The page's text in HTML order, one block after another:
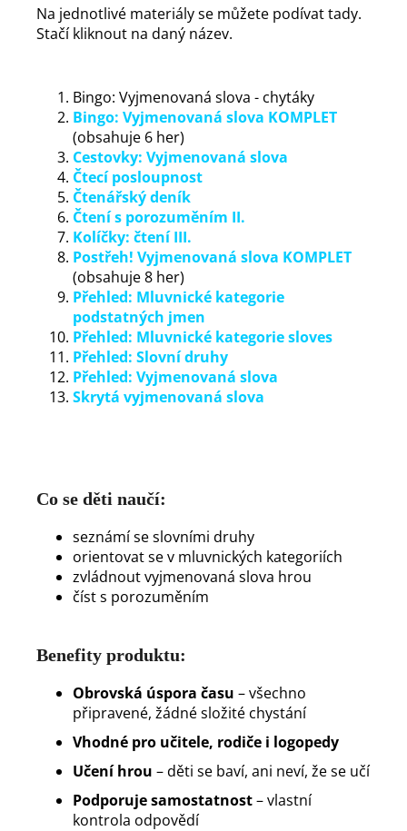
Na jednotlivé materiály se můžete podívat tady.
Stačí kliknout na daný název.
Bingo: Vyjmenovaná slova - chytáky
Bingo: Vyjmenovaná slova KOMPLET
(obsahuje 6 her)
Cestovky: Vyjmenovaná slova
Čtecí posloupnost
Čtenářský deník
Čtení s porozuměním II.
Kolíčky: čtení III.
Postřeh! Vyjmenovaná slova KOMPLET
(obsahuje 8 her)
Přehled: Mluvnické kategorie
podstatných jmen
Přehled: Mluvnické kategorie sloves
Přehled: Slovní druhy
Přehled: Vyjmenovaná slova
Skrytá vyjmenovaná slova
Co se děti naučí:
seznámí se slovními druhy
orientovat se v mluvnických kategoriích
zvládnout vyjmenovaná slova hrou
číst s porozuměním
Benefity produktu:
Obrovská úspora času – všechno
připravené, žádné složité chystání
Vhodné pro učitele, rodiče i logopedy
Učení hrou – děti se baví, ani neví, že se učí
Podporuje samostatnost– vlastní
kontrola odpovědí